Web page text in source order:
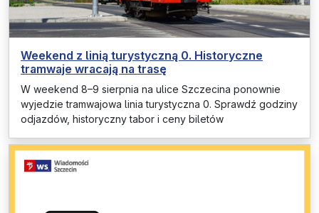
Weekend z linią turystyczną 0. Historyczne
tramwaje wracają na trasę
W weekend 8–9 sierpnia na ulice Szczecina ponownie
wyjedzie tramwajowa linia turystyczna 0. Sprawdź godziny
odjazdów, historyczny tabor i ceny biletów